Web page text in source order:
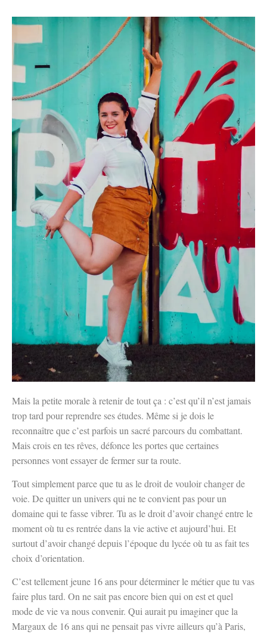
Mais la petite morale à retenir de tout ça : c’est qu’il n’est jamais
trop tard pour reprendre ses études. Même si je dois le
reconnaître que c’est parfois un sacré parcours du combattant.
Mais crois en tes rêves, défonce les portes que certaines
personnes vont essayer de fermer sur ta route.
Tout simplement parce que tu as le droit de vouloir changer de
voie. De quitter un univers qui ne te convient pas pour un
domaine qui te fasse vibrer. Tu as le droit d’avoir changé entre le
moment où tu es rentrée dans la vie active et aujourd’hui. Et
surtout d’avoir changé depuis l’époque du lycée où tu as fait tes
choix d’orientation.
C’est tellement jeune 16 ans pour déterminer le métier que tu vas
faire plus tard. On ne sait pas encore bien qui on est et quel
mode de vie va nous convenir. Qui aurait pu imaginer que la
Margaux de 16 ans qui ne pensait pas vivre ailleurs qu’à Paris,